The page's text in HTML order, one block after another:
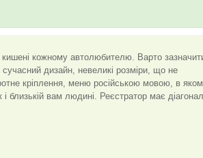
кожному автолюбителю. Варто
дизайн, невеликі розміри, що не
кріплення, меню російською мовою, в
близькій вам людині. Реєстратор має